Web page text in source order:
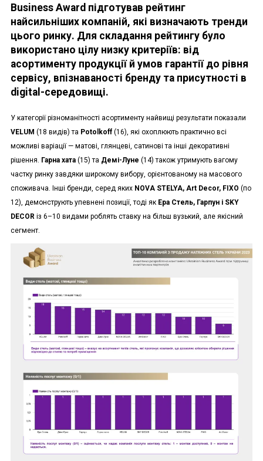
Business Award підготував рейтинг
найсильніших компаній, які визначають тренди
цього ринку. Для складання рейтингу було
використано цілу низку критеріїв: від
асортименту продукції й умов гарантії до рівня
сервісу, впізнаваності бренду та присутності в
digital-середовищі.
У категорії різноманітності асортименту найвищі результати показали
VELUM (18 видів) та Potolkoff (16), які охоплюють практично всі
можливі варіації — матові, глянцеві, сатинові та інші декоративні
рішення. Гарна хата (15) та Демі-Луне (14) також утримують вагому
частку ринку завдяки широкому вибору, орієнтованому на масового
споживача. Інші бренди, серед яких NOVA STELYA, Art Decor, FIXO (по
12), демонструють упевнені позиції, тоді як Ера Стель, Гарпун і SKY
DECOR із 6–10 видами роблять ставку на більш вузький, але якісний
сегмент.